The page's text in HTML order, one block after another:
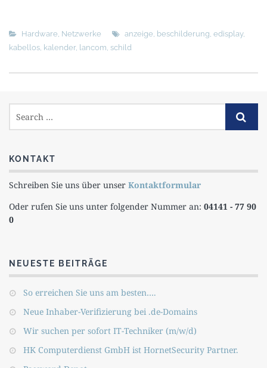
Hardware, Netzwerke anzeige, beschilderung, edisplay,
kabellos, kalender, lancom, schild
KONTAKT
Schreiben Sie uns über unser Kontaktformular
Oder rufen Sie uns unter folgender Nummer an: 04141 - 77 90
0
NEUESTE BEITRÄGE
So erreichen Sie uns am besten….
Neue Inhaber-Verifizierung bei .de-Domains
Wir suchen per sofort IT-Techniker (m/w/d)
HK Computerdienst GmbH ist HornetSecurity Partner.